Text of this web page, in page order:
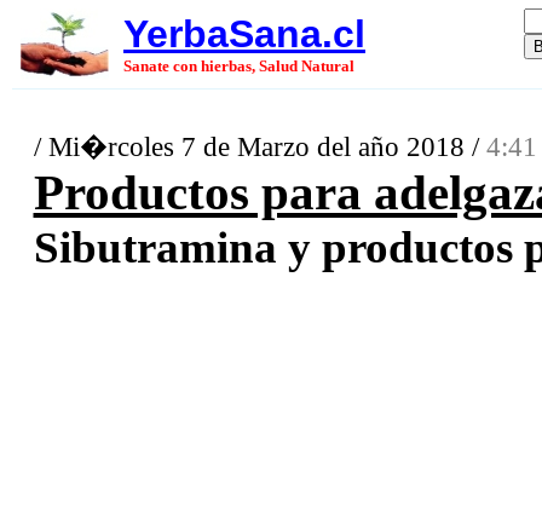
YerbaSana.cl
Sanate con hierbas, Salud Natural
/ Mi�rcoles 7 de Marzo del año 2018 /
Productos para
Sibutramina y productos